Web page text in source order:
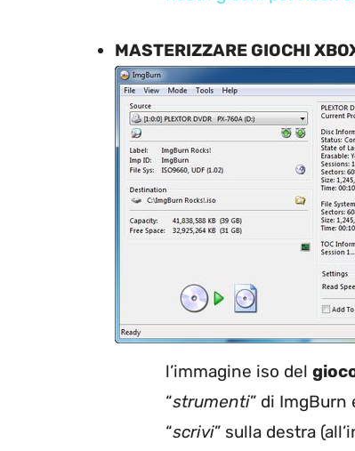
MASTERIZZARE GIOCHI
l’immagine iso del
“strumenti” di ImgBurn
“scrivi” sulla destra